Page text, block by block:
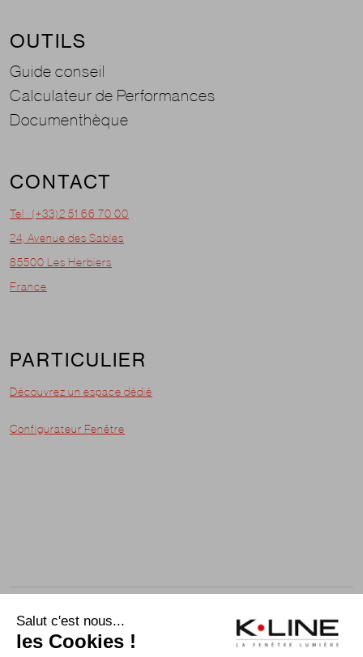
OUTILS
Guide conseil
Calculateur de Performances
Documenthèque
CONTACT
Tel : (+33)2 51 66 70 00
24, Avenue des Sables
85500 Les Herbiers
France
PARTICULIER
Découvrez un espace dédié
Configurateur Fenêtre
© K-line 2021 - Tous droits réservés.
Informations légales